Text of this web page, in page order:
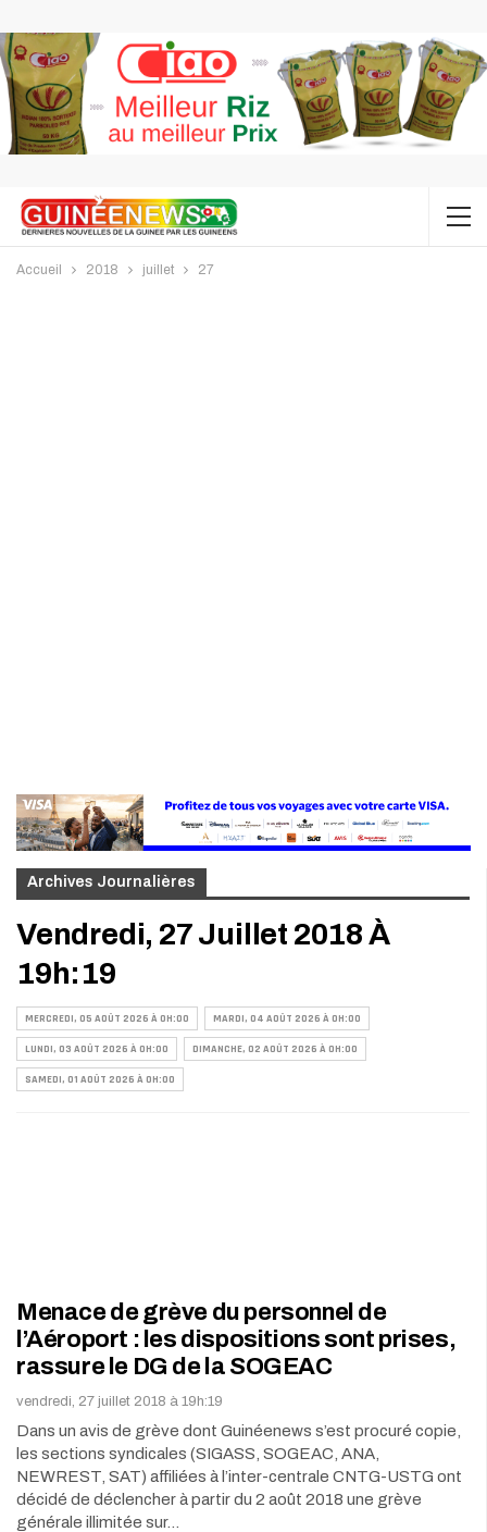
Accueil 2018 juillet 27
Archives Journalières
Vendredi, 27 Juillet 2018 À
19h:19
MERCREDI, 05 AOÛT 2026 À 0H:00 MARDI, 04 AOÛT 2026 À 0H:00
LUNDI, 03 AOÛT 2026 À 0H:00 DIMANCHE, 02 AOÛT 2026 À 0H:00
SAMEDI, 01 AOÛT 2026 À 0H:00
Menace de grève du personnel de
l’Aéroport : les dispositions sont prises,
rassure le DG de la SOGEAC
vendredi, 27 juillet 2018 à 19h:19
Dans un avis de grève dont Guinéenews s’est procuré copie,
les sections syndicales (SIGASS, SOGEAC, ANA,
NEWREST, SAT) affiliées à l’inter-centrale CNTG-USTG ont
décidé de déclencher à partir du 2 août 2018 une grève
générale illimitée sur…